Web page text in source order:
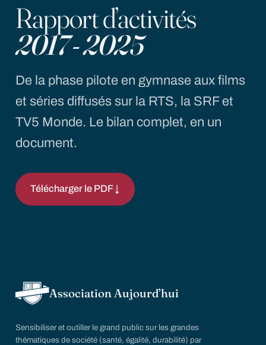
Rapport d’activités
2017 - 2025
De la phase pilote en gymnase aux films
et séries diffusés sur la RTS, la SRF et
TV5 Monde. Le bilan complet, en un
document.
Télécharger le PDF ↓
Association Aujourd’hui
Sensibiliser et outiller le grand public sur les grandes
thématiques de société (santé, égalité, durabilité) par